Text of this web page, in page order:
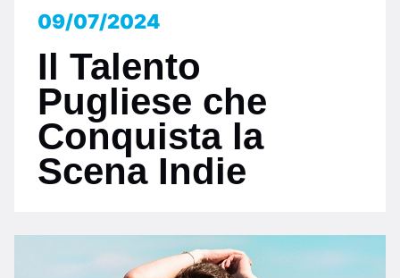
09/07/2024
Il Talento
Pugliese che
Conquista la
Scena Indie